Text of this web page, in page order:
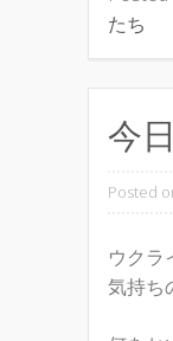
たち
今
Posted
ウクラ
気持ち